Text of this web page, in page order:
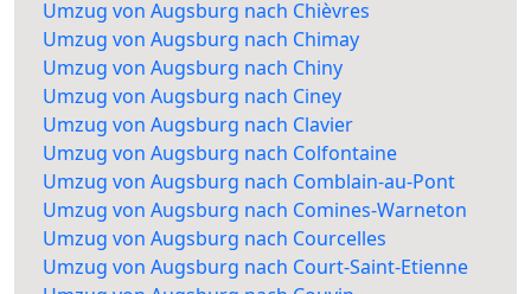
Umzug von Augsburg nach Chièvres
Umzug von Augsburg nach Chimay
Umzug von Augsburg nach Chiny
Umzug von Augsburg nach Ciney
Umzug von Augsburg nach Clavier
Umzug von Augsburg nach Colfontaine
Umzug von Augsburg nach Comblain-au-Pont
Umzug von Augsburg nach Comines-Warneton
Umzug von Augsburg nach Courcelles
Umzug von Augsburg nach Court-Saint-Etienne